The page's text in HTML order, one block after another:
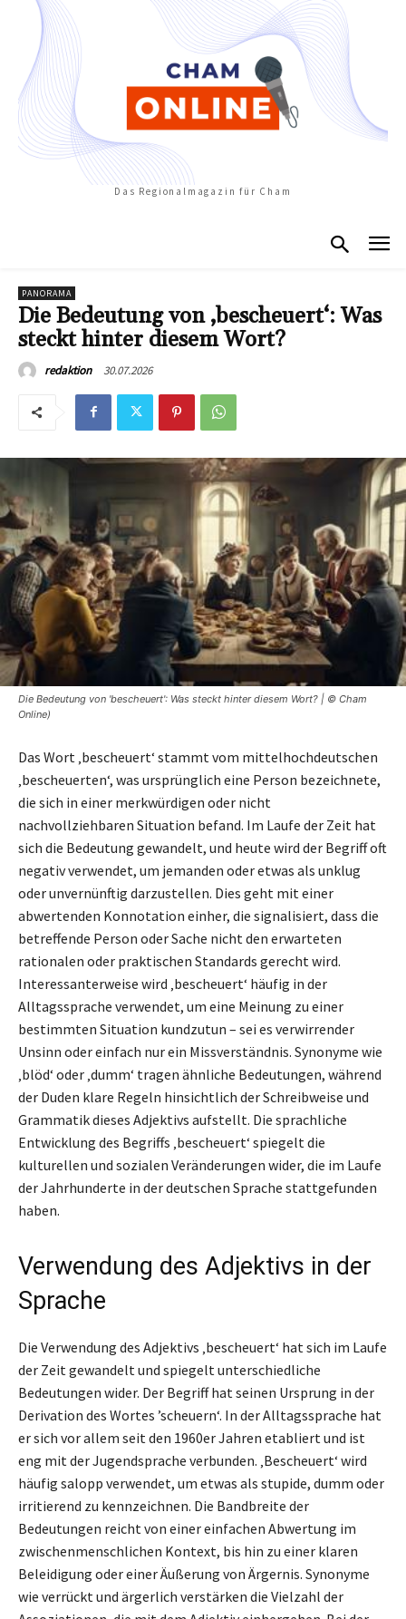
Das Regionalmagazin für Cham
PANORAMA
Die Bedeutung von ‚bescheuert‘: Was
steckt hinter diesem Wort?
redaktion 30.07.2026
Die Bedeutung von 'bescheuert': Was steckt hinter diesem Wort? | © Cham
Online)
Das Wort ‚bescheuert‘ stammt vom mittelhochdeutschen
‚bescheuerten‘, was ursprünglich eine Person bezeichnete,
die sich in einer merkwürdigen oder nicht
nachvollziehbaren Situation befand. Im Laufe der Zeit hat
sich die Bedeutung gewandelt, und heute wird der Begriff oft
negativ verwendet, um jemanden oder etwas als unklug
oder unvernünftig darzustellen. Dies geht mit einer
abwertenden Konnotation einher, die signalisiert, dass die
betreffende Person oder Sache nicht den erwarteten
rationalen oder praktischen Standards gerecht wird.
Interessanterweise wird ‚bescheuert‘ häufig in der
Alltagssprache verwendet, um eine Meinung zu einer
bestimmten Situation kundzutun – sei es verwirrender
Unsinn oder einfach nur ein Missverständnis. Synonyme wie
‚blöd‘ oder ‚dumm‘ tragen ähnliche Bedeutungen, während
der Duden klare Regeln hinsichtlich der Schreibweise und
Grammatik dieses Adjektivs aufstellt. Die sprachliche
Entwicklung des Begriffs ‚bescheuert‘ spiegelt die
kulturellen und sozialen Veränderungen wider, die im Laufe
der Jahrhunderte in der deutschen Sprache stattgefunden
haben.
Verwendung des Adjektivs in der
Sprache
Die Verwendung des Adjektivs ‚bescheuert‘ hat sich im Laufe
der Zeit gewandelt und spiegelt unterschiedliche
Bedeutungen wider. Der Begriff hat seinen Ursprung in der
Derivation des Wortes ’scheuern‘. In der Alltagssprache hat
er sich vor allem seit den 1960er Jahren etabliert und ist
eng mit der Jugendsprache verbunden. ‚Bescheuert‘ wird
häufig salopp verwendet, um etwas als stupide, dumm oder
irritierend zu kennzeichnen. Die Bandbreite der
Bedeutungen reicht von einer einfachen Abwertung im
zwischenmenschlichen Kontext, bis hin zu einer klaren
Beleidigung oder einer Äußerung von Ärgernis. Synonyme
wie verrückt und ärgerlich verstärken die Vielzahl der